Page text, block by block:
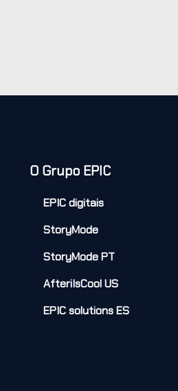
O Grupo EPIC
EPIC digitais
StoryMode
StoryMode PT
AfteriIsCool US
EPIC solutions ES